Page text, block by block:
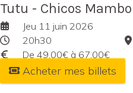
Tutu - Chicos
Jeu 11 juin 2026
20h30
De 49,00€ à 67,00€
Acheter mes billets